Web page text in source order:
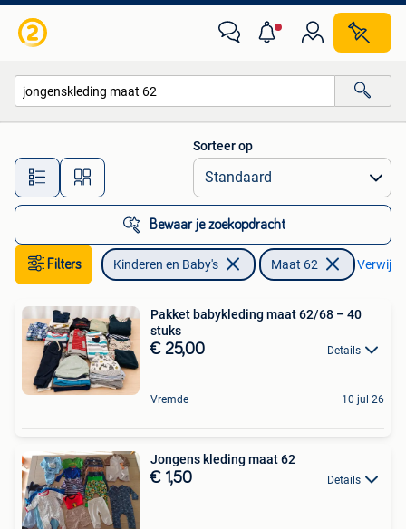
Alle afstanden…
Sorteer op
Bewaar je zoekopdracht
Filters Kinderen en Baby's Maat 62
Pakket babykleding maat 62/68 – 40
stuks
€ 25,00 Details
Vremde 10 jul 26
Jongens kleding maat 62
€ 1,50 Details